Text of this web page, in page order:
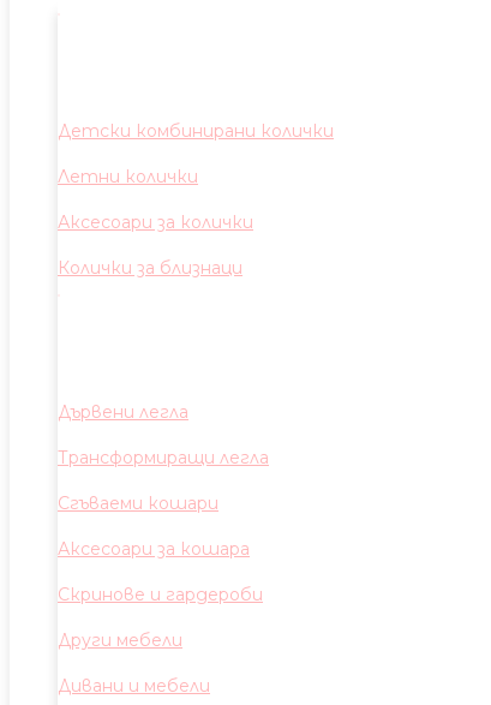
Детски комбинирани колички
Летни колички
Аксесоари за колички
Колички за близнаци
Дървени легла
Трансформиращи легла
Сгъваеми кошари
Аксесоари за кошара
Скринове и гардероби
Други мебели
Дивани и мебели